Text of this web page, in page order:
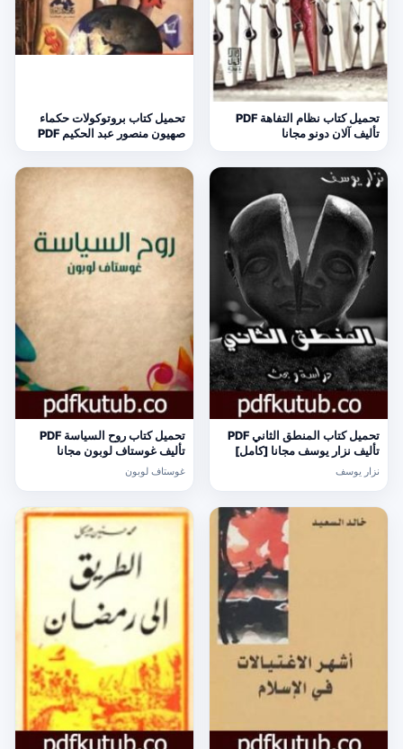
تحميل كتاب نظام التفاهة PDF
تأليف آلان دونو مجانا
تحميل كتاب بروتوكولات حكماء
صهيون منصور عبد الحكيم PDF
مجانا
تحميل كتاب المنطق الثاني PDF
تأليف نزار يوسف مجانا [كامل]
نزار يوسف
تحميل كتاب روح السياسة PDF
تأليف غوستاف لوبون مجانا
[كامل]
غوستاف لوبون